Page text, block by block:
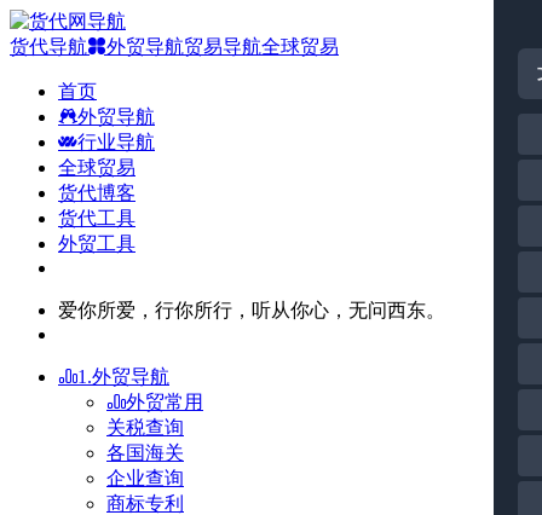
货代导航 外贸导航贸易导航全球贸易
首页
外贸导航
行业导航
全球贸易
货代博客
货代工具
外贸工具
爱你所爱，行你所行，听从你心，无问西东。
1.外贸导航
外贸常用
关税查询
各国海关
企业查询
商标专利